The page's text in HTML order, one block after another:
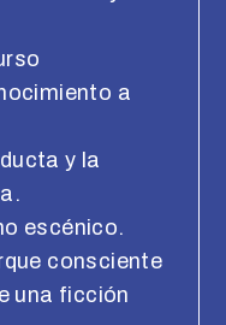
a
y la
escénico.
consciente
una ficción